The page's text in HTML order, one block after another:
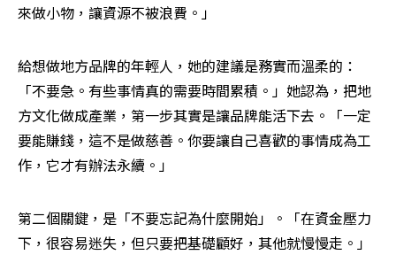
來做小物，讓資源不被浪費。」
給想做地方品牌的年輕人，她的建議是務實而溫柔的：
「不要急。有些事情真的需要時間累積。」她認為，把地
方文化做成產業，第一步其實是讓品牌能活下去。「一定
要能賺錢，這不是做慈善。你要讓自己喜歡的事情成為工
作，它才有辦法永續。」
第二個關鍵，是「不要忘記為什麼開始」。「在資金壓力
下，很容易迷失，但只要把基礎顧好，其他就慢慢走。」